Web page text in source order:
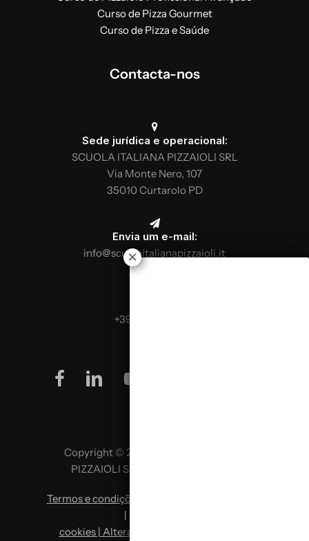
Curso de Pizza Gourmet
Curso de Pizza e Saúde
Contacta-nos
Sede jurídica e operacional:
SCUOLA ITALIANA PIZZAIOLI SRL
Via Monte Nero, 107
35010 Curtarolo PD
Envia um e-mail:
info@scuolaitalianapizzaioli.it
+39 0499624665
facebook
linkedinyoutube
Copyright © 2026 SCUOLA ITALIANA
PIZZAIOLI SRL P. IVA 02957980341
Termos e condições
cookies | Alterar preferências de cookies